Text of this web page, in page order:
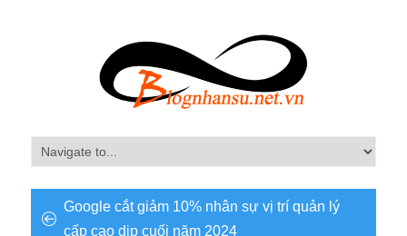
Google cắt giảm 10% nhân sự vị trí quản lý
cấp cao dịp cuối năm 2024